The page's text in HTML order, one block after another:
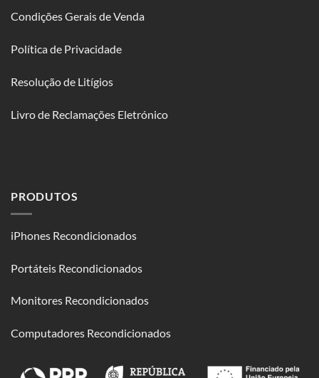
Condições Gerais de Venda
Política de Privacidade
Resolução de Litígios
Livro de Reclamações Eletrónico
PRODUTOS
iPhones Recondicionados
Portáteis Recondicionados
Monitores Recondicionados
Computadores Recondicionados